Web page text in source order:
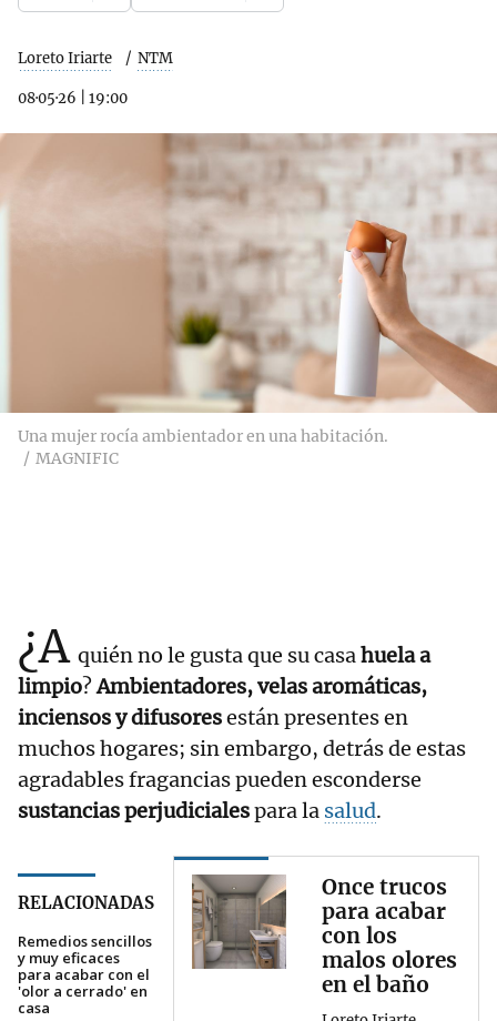
Loreto Iriarte NTM
08·05·26 19:00
Una mujer rocía ambientador en una habitación.
MAGNIFIC
¿A quién no le gusta que su casahuela a
limpio?Ambientadores, velas aromáticas,
inciensos y difusoresestán presentes en
muchos hogares; sin embargo, detrás de estas
agradables fragancias pueden esconderse
sustancias perjudicialespara la salud.
RELACIONADAS
Remedios sencillos
y muy eficaces
para acabar con el
'olor a cerrado' en
casa
Once trucos
para acabar
con los
malos olores
en el baño